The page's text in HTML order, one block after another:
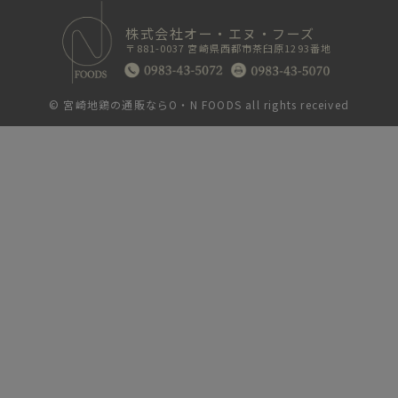
株式会社オー・エヌ・フーズ
〒881-0037 宮崎県西都市茶臼原1293番地
© 宮崎地鶏の通販ならO・N FOODS all rights received